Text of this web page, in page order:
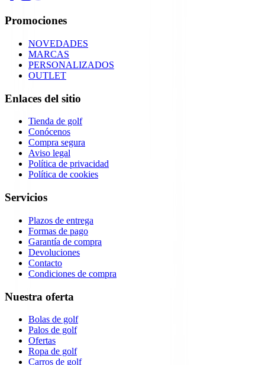
Promociones
NOVEDADES
MARCAS
PERSONALIZADOS
OUTLET
Enlaces del sitio
Tienda de golf
Conócenos
Compra segura
Aviso legal
Política de privacidad
Política de cookies
Servicios
Plazos de entrega
Formas de pago
Garantía de compra
Devoluciones
Contacto
Condiciones de compra
Nuestra oferta
Bolas de golf
Palos de golf
Ofertas
Ropa de golf
Carros de golf